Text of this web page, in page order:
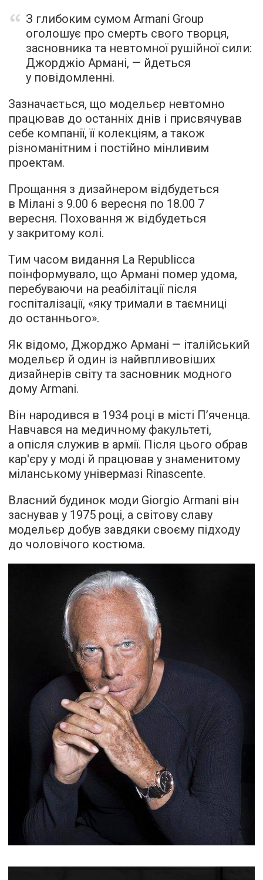
З глибоким сумом Armani Group
оголошує про смерть свого творця,
засновника та невтомної рушійної сили:
Джорджіо Армані, — йдеться
у повідомленні.
Зазначається, що модельєр невтомно
працював до останніх днів і присвячував
себе компанії, її колекціям, а також
різноманітним і постійно мінливим
проектам.
Прощання з дизайнером відбудеться
в Мілані з 9.00 6 вересня по 18.00 7
вересня. Поховання ж відбудеться
у закритому колі.
Тим часом видання La Republicca
поінформувало, що Армані помер удома,
перебуваючи на реабілітації після
госпіталізації, «яку тримали в таємниці
до останнього».
Як відомо, Джорджо Армані — італійський
модельєр й один із найвпливовіших
дизайнерів світу та засновник модного
дому Armani.
Він народився в 1934 році в місті П’яченца.
Навчався на медичному факультеті,
а опісля служив в армії. Після цього обрав
кар'єру у моді й працював у знаменитому
міланському універмазі Rinascente.
Власний будинок моди Giorgio Armani він
заснував у 1975 році, а світову славу
модельєр добув завдяки своєму підходу
до чоловічого костюма.